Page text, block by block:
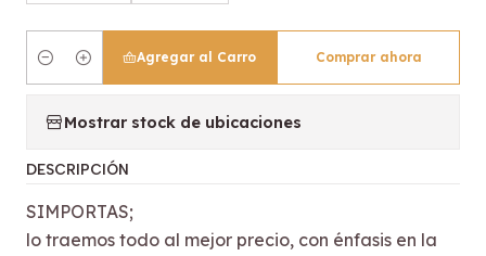
Cantidad
Agregar al Carro Comprar ahora
Mostrar stock de ubicaciones
DESCRIPCIÓN
SIMPORTAS;
lo traemos todo al mejor precio, con énfasis en la